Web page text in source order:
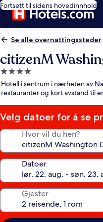
Fortsett til sidens hovedinnhold
Se alle overnattingssteder
citizenM
Overnattingssted
med
4.0
stjerner
Hotell i sentrum i nærheten av
restauranter og kort avstand til
Velg datoer for å se
Hvor vil du hen?
Datoer
Gjester